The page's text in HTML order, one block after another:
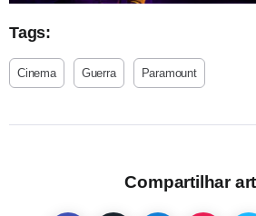
Tags:
Cinema Guerra Paramount
Compartilhar